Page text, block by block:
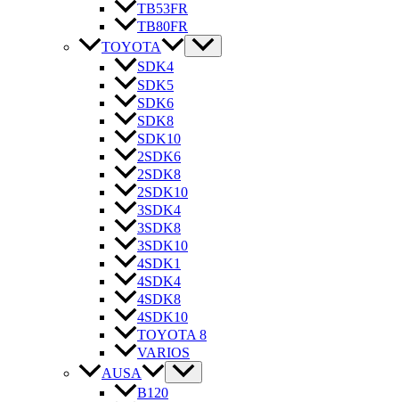
TB53FR
TB80FR
TOYOTA
SDK4
SDK5
SDK6
SDK8
SDK10
2SDK6
2SDK8
2SDK10
3SDK4
3SDK8
3SDK10
4SDK1
4SDK4
4SDK8
4SDK10
TOYOTA 8
VARIOS
AUSA
B120